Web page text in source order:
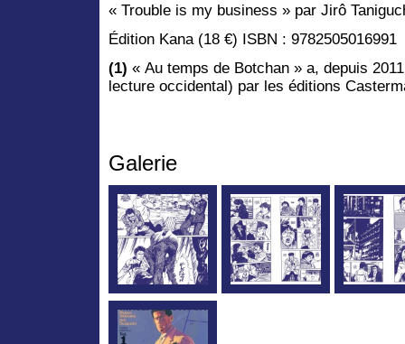
« Trouble is my business » par Jirô
Édition Kana (18 €) ISBN : 9782505016991
(1) « Au temps de Botchan » a, depuis
lecture occidental) par les éditions
Galerie